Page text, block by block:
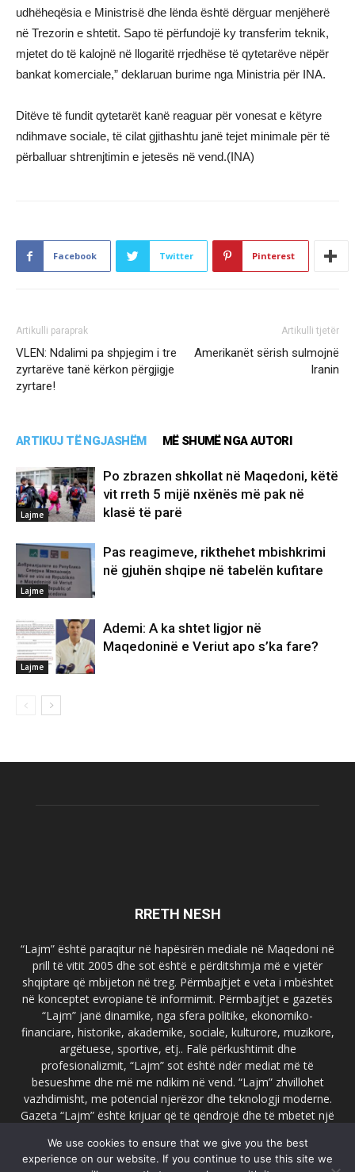
udhëheqësia e Ministrisë dhe lënda është dërguar menjëherë
në Trezorin e shtetit. Sapo të përfundojë ky transferim teknik,
mjetet do të kalojnë në llogaritë rrjedhëse të qytetarëve nëpër
bankat komerciale,” deklaruan burime nga Ministria për INA.
Ditëve të fundit qytetarët kanë reaguar për vonesat e këtyre
ndihmave sociale, të cilat gjithashtu janë tejet minimale për të
përballuar shtrenjtimin e jetesës në vend.(INA)
Facebook Twitter Pinterest
Artikulli paraprak
VLEN: Ndalimi pa shpjegim i tre
zyrtarëve tanë kërkon përgjigje
zyrtare!
Artikulli tjetër
Amerikanët sërish sulmojnë
Iranin
ARTIKUJ TË NGJASHËM MË SHUMË NGA AUTORI
Lajme
Po zbrazen shkollat në Maqedoni, këtë
vit rreth 5 mijë nxënës më pak në
klasë të parë
Lajme
Pas reagimeve, rikthehet mbishkrimi
në gjuhën shqipe në tabelën kufitare
Lajme
Ademi: A ka shtet ligjor në
Maqedoninë e Veriut apo s’ka fare?
RRETH NESH
“Lajm” është paraqitur në hapësirën mediale në Maqedoni në
prill të vitit 2005 dhe sot është e përditshmja më e vjetër
shqiptare që mbijeton në treg. Përmbajtjet e veta i mbështet
në konceptet evropiane të informimit. Përmbajtjet e gazetës
“Lajm” janë dinamike, nga sfera politike, ekonomiko-
financiare, historike, akademike, sociale, kulturore, muzikore,
argëtuese, sportive, etj.. Falë përkushtimit dhe
profesionalizmit, “Lajm” sot është ndër mediat më të
besueshme dhe më me ndikim në vend. “Lajm” zhvillohet
vazhdimisht, me potencial njerëzor dhe teknologji moderne.
Gazeta “Lajm” është krijuar që të qëndrojë dhe të mbetet një
faqja zyrtare e gazetës “Lajm”, www.lajmpress.org është një
ndër portalet më të njohur në Maqedoni.
We use cookies to ensure that we give you the best
experience on our website. If you continue to use this site we